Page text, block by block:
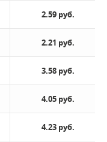
2.59 руб.
2.21 руб.
3.58 руб.
4.05 руб.
4.23 руб.